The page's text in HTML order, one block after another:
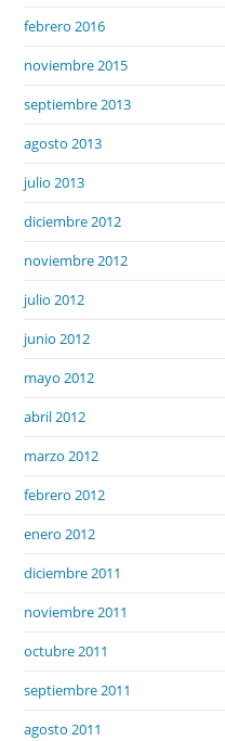
febrero 2016
noviembre 2015
septiembre 2013
agosto 2013
julio 2013
diciembre 2012
noviembre 2012
julio 2012
junio 2012
mayo 2012
abril 2012
marzo 2012
febrero 2012
enero 2012
diciembre 2011
noviembre 2011
octubre 2011
septiembre 2011
agosto 2011